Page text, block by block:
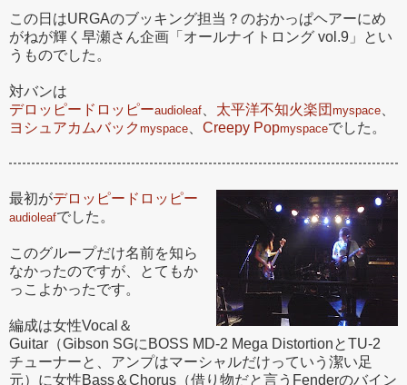
この日はURGAのブッキング担当？のおかっぱヘアーにめ
がねが輝く早瀬さん企画「オールナイトロング vol.9」とい
うものでした。
対バンは
デロッピードロッピーaudioleaf、 太平洋不知火楽団 myspace、
ヨシュアカムバックmyspace、 Creepy Popmyspaceでした。
最初がデロッピードロッピー
audioleafでした。
このグループだけ名前を知ら
なかったのですが、とてもか
っこよかったです。
編成は女性Vocal＆
Guitar（Gibson SGにBOSS MD-2 Mega DistortionとTU-2
チューナーと、アンプはマーシャルだけっていう潔い足
元）に女性Bass＆Chorus（借り物だと言うFenderのバイン